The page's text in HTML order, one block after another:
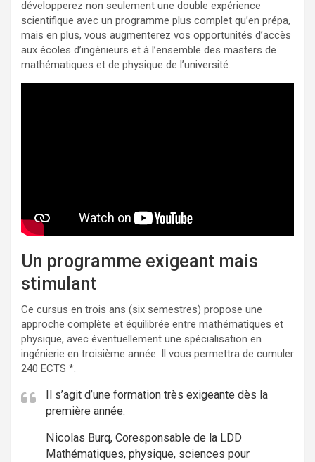
développerez non seulement une double expérience
scientifique avec un programme plus complet qu’en prépa,
mais en plus, vous augmenterez vos opportunités d’accès
aux écoles d’ingénieurs et à l’ensemble des masters de
mathématiques et de physique de l’université.
Un programme exigeant mais
stimulant
Ce cursus en trois ans (six semestres) propose une
approche complète et équilibrée entre mathématiques et
physique, avec éventuellement une spécialisation en
ingénierie en troisième année. Il vous permettra de cumuler
240 ECTS *.
Il s’agit d’une formation très exigeante dès la
première année.
Nicolas Burq, Coresponsable de la LDD
Mathématiques, physique, sciences pour